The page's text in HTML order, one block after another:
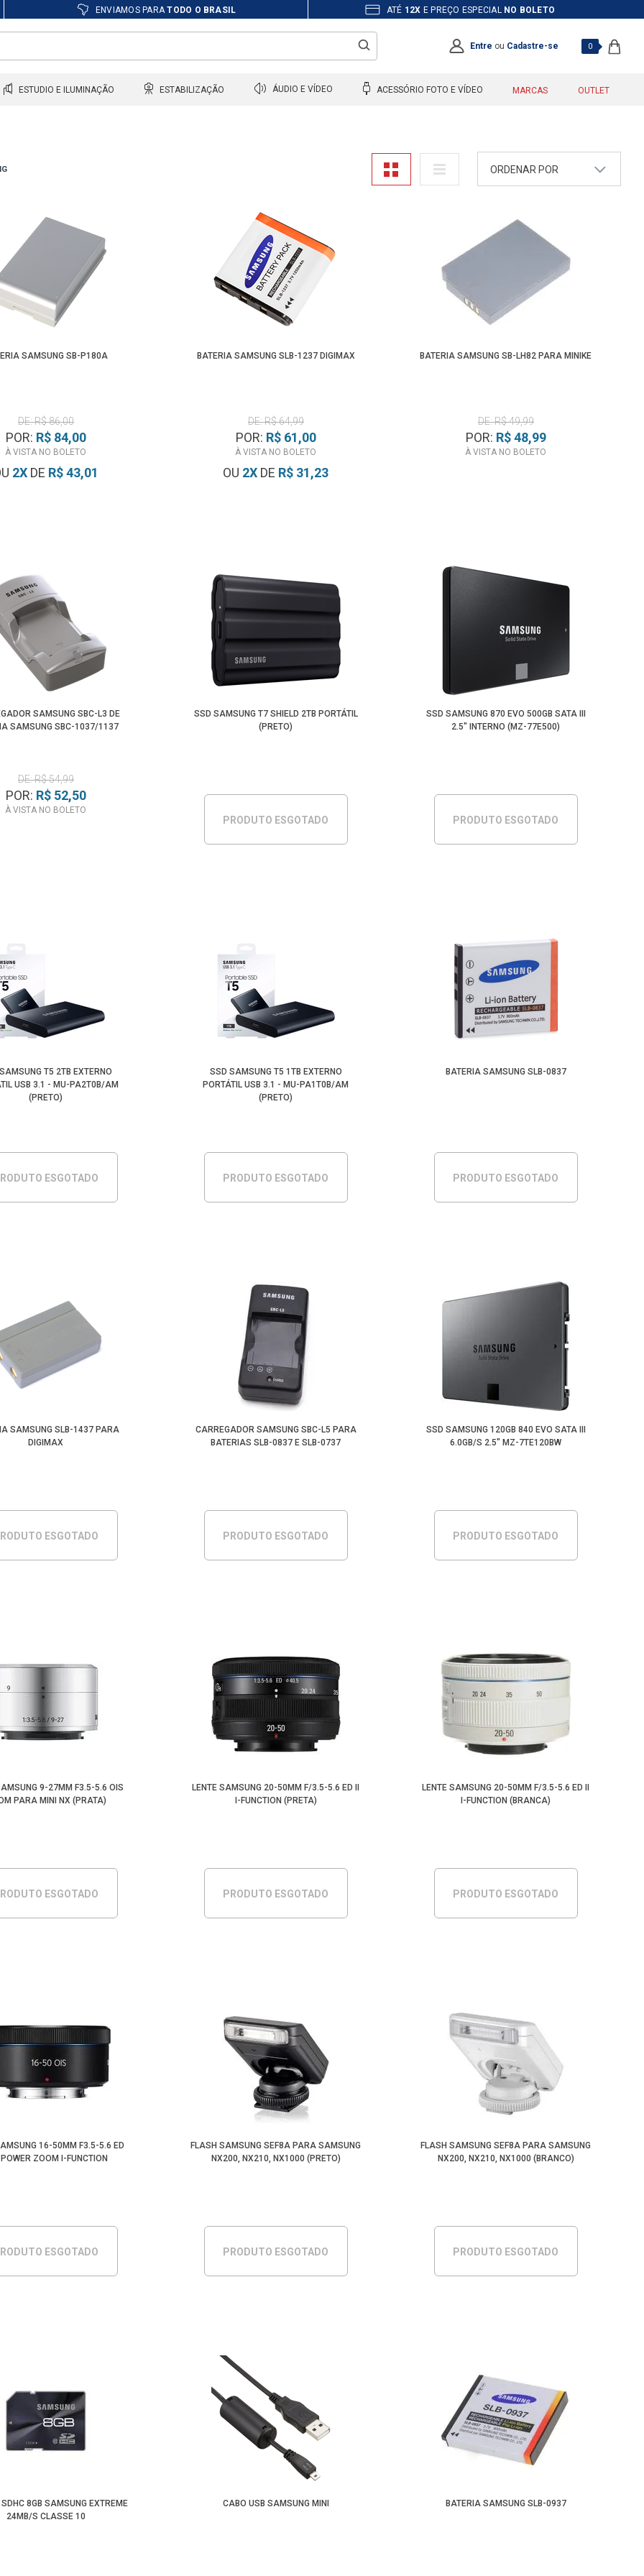
ENVIAMOS PARATODO O BRASIL ATÉ 12X E PREÇO ESPECIAL NO BOLETO
Entre ou Cadastre-se 0
ESTUDIO E ILUMINAÇÃO ESTABILIZAÇÃO ÁUDIO E VÍDEO ACESSÓRIO FOTO E VÍDEO MARCAS OUTLET
ORDENAR POR
Mais Vendidos
Maior Preço
Menor Preço
SAMSUNG SB-P180A
DE: R$ 86,00
POR: R$ 84,00
À VISTA NO BOLETO
2X DE R$ 43,01
BATERIA SAMSUNG SLB-1237 DIGIMAX
DE: R$ 64,99
POR: R$ 61,00
À VISTA NO BOLETO
OU 2X DE R$ 31,23
BATERIA SAMSUNG SB-LH82 PARA MINIKE
DE: R$ 49,99
POR: R$ 48,99
À VISTA NO BOLETO
SAMSUNG SBC-L3 DE
SAMSUNG SBC-1037/1137
DE: R$ 54,99
POR: R$ 52,50
À VISTA NO BOLETO
SSD SAMSUNG T7 SHIELD 2TB PORTÁTIL
(PRETO)
PRODUTO ESGOTADO
SSD SAMSUNG 870 EVO 500GB SATA III
2.5" INTERNO (MZ-77E500)
PRODUTO ESGOTADO
T5 2TB EXTERNO
USB 3.1 - MU-PA2T0B/AM
(PRETO)
ESGOTADO
SSD SAMSUNG T5 1TB EXTERNO
PORTÁTIL USB 3.1 - MU-PA1T0B/AM
(PRETO)
PRODUTO ESGOTADO
BATERIA SAMSUNG SLB-0837
PRODUTO ESGOTADO
SAMSUNG SLB-1437 PARA
DIGIMAX
ESGOTADO
CARREGADOR SAMSUNG SBC-L5 PARA
BATERIAS SLB-0837 E SLB-0737
PRODUTO ESGOTADO
SSD SAMSUNG 120GB 840 EVO SATA III
6.0GB/S 2.5" MZ-7TE120BW
PRODUTO ESGOTADO
9-27MM F3.5-5.6 OIS
PARA MINI NX (PRATA)
ESGOTADO
LENTE SAMSUNG 20-50MM F/3.5-5.6 ED II
I-FUNCTION (PRETA)
PRODUTO ESGOTADO
LENTE SAMSUNG 20-50MM F/3.5-5.6 ED II
I-FUNCTION (BRANCA)
PRODUTO ESGOTADO
16-50MM F3.5-5.6 ED
ZOOM I-FUNCTION
ESGOTADO
FLASH SAMSUNG SEF8A PARA SAMSUNG
NX200, NX210, NX1000 (PRETO)
PRODUTO ESGOTADO
FLASH SAMSUNG SEF8A PARA SAMSUNG
NX200, NX210, NX1000 (BRANCO)
PRODUTO ESGOTADO
8GB SAMSUNG EXTREME
24MB/S CLASSE 10
CABO USB SAMSUNG MINI BATERIA SAMSUNG SLB-0937